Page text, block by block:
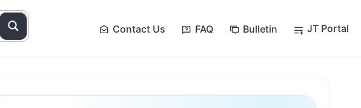
Contact Us FAQ Bulletin JT Portal